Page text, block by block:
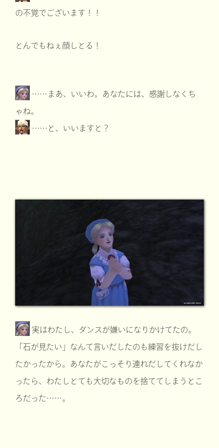
の不覚でございます！！
とんでもねぇ顔しとる！
……まあ、いいわ。あなたには、感謝しなくち
ゃね。
……と、いいますと？
実はわたし、ダンスが嫌いになりかけてたの。
「石が見たい」なんて言いだしたのも練習を抜けだし
たかったから。あなたがこっそり連れだしてくれなか
ったら、わたしとても大切なものを捨ててしまうとこ
ろだった……。